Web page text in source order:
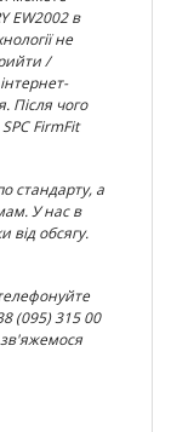
EW2002в
не
/
Після чого
FirmFit
стандарту, а
У нас в
від обсягу.
(095) 315 00